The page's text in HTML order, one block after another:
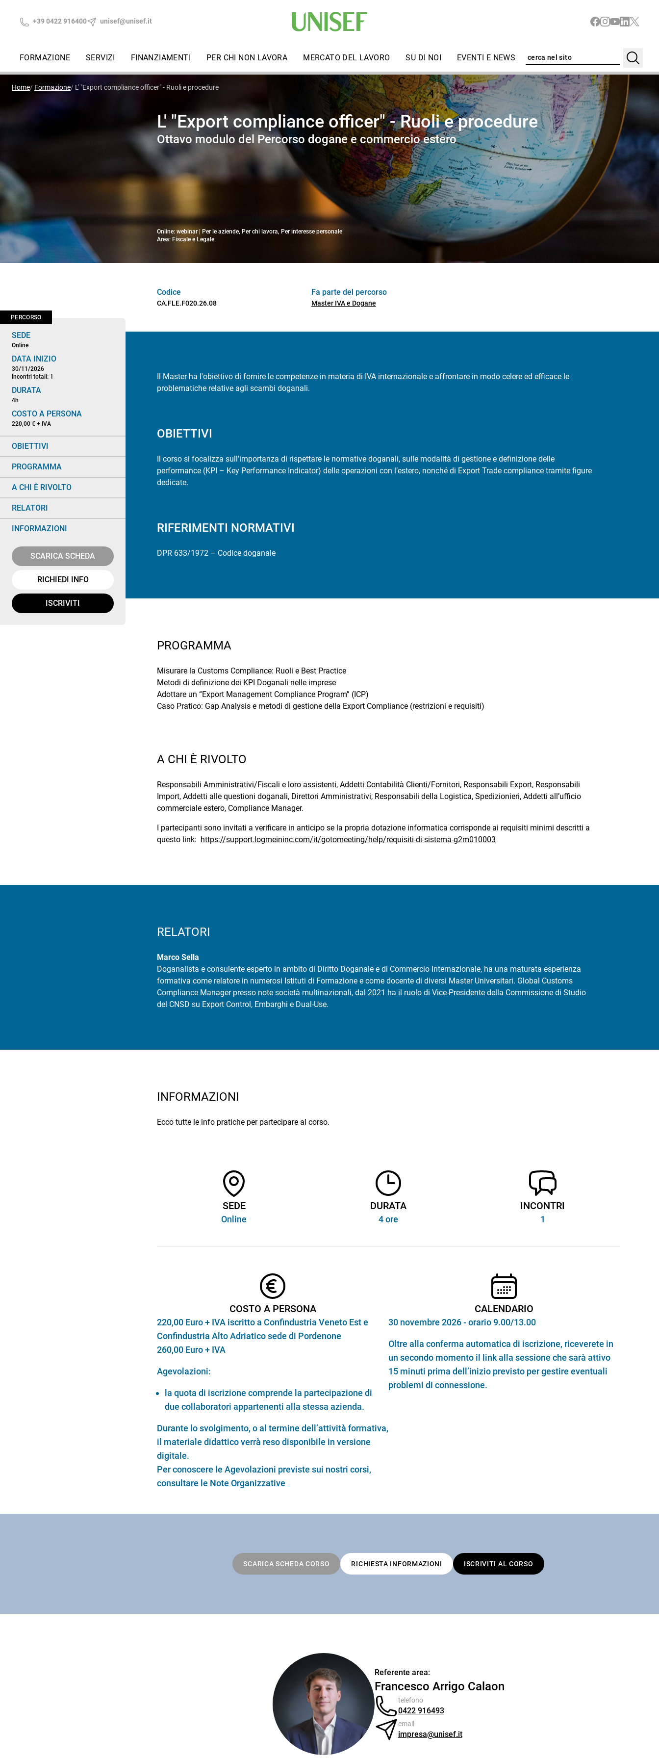
+39 0422 916400 unisef@unisef.it
FORMAZIONE SERVIZI FINANZIAMENTI PER CHI NON LAVORA MERCATO DEL LAVORO SU DI NOI EVENTI E NEWS
Home Formazione L' "Export compliance officer" - Ruoli e procedure
L' "Export compliance officer" - Ruoli e procedure
Ottavo modulo del Percorso dogane e commercio estero
Online: webinar | Per le aziende, Per chi lavora, Per interesse personale
Area: Fiscale e Legale
PERCORSO
SEDE
Online
DATA INIZIO
30/11/2026
Incontri totali: 1
DURATA
4h
COSTO A PERSONA
220,00 € + IVA
OBIETTIVI
PROGRAMMA
A CHI È RIVOLTO
RELATORI
INFORMAZIONI
SCARICA SCHEDA
RICHIEDI INFO
ISCRIVITI
Codice
CA.FLE.F020.26.08
Fa parte del percorso
Master IVA e Dogane
Il Master ha l'obiettivo di fornire le competenze in materia di IVA internazionale e affrontare in modo celere ed efficace le
problematiche relative agli scambi doganali.
OBIETTIVI
Il corso si focalizza sull’importanza di rispettare le normative doganali, sulle modalità di gestione e definizione delle
performance (KPI – Key Performance Indicator) delle operazioni con l’estero, nonché di Export Trade compliance tramite figure
dedicate.
RIFERIMENTI NORMATIVI
DPR 633/1972 – Codice doganale
PROGRAMMA
Misurare la Customs Compliance: Ruoli e Best Practice
Metodi di definizione dei KPI Doganali nelle imprese
Adottare un “Export Management Compliance Program” (ICP)
Caso Pratico: Gap Analysis e metodi di gestione della Export Compliance (restrizioni e requisiti)
A CHI È RIVOLTO
Responsabili Amministrativi/Fiscali e loro assistenti, Addetti Contabilità Clienti/Fornitori, Responsabili Export, Responsabili
Import, Addetti alle questioni doganali, Direttori Amministrativi, Responsabili della Logistica, Spedizionieri, Addetti all’ufficio
commerciale estero, Compliance Manager.
I partecipanti sono invitati a verificare in anticipo se la propria dotazione informatica corrisponde ai requisiti minimi descritti a
questo link: https://support.logmeininc.com/it/gotomeeting/help/requisiti-di-sistema-g2m010003
RELATORI
Marco Sella
Doganalista e consulente esperto in ambito di Diritto Doganale e di Commercio Internazionale, ha una maturata esperienza
formativa come relatore in numerosi Istituti di Formazione e come docente di diversi Master Universitari. Global Customs
Compliance Manager presso note società multinazionali, dal 2021 ha il ruolo di Vice-Presidente della Commissione di Studio
del CNSD su Export Control, Embarghi e Dual-Use.
INFORMAZIONI
Ecco tutte le info pratiche per partecipare al corso.
SEDE
Online
DURATA
4 ore
INCONTRI
1
COSTO A PERSONA
220,00 Euro + IVA iscritto a Confindustria Veneto Est e
Confindustria Alto Adriatico sede di Pordenone
260,00 Euro + IVA
Agevolazioni:
la quota di iscrizione comprende la partecipazione di
due collaboratori appartenenti alla stessa azienda.
Durante lo svolgimento, o al termine dell’attività formativa,
il materiale didattico verrà reso disponibile in versione
digitale.
Per conoscere le Agevolazioni previste sui nostri corsi,
consultare le Note Organizzative
CALENDARIO
30 novembre 2026 - orario 9.00/13.00
Oltre alla conferma automatica di iscrizione, riceverete in
un secondo momento il link alla sessione che sarà attivo
15 minuti prima dell’inizio previsto per gestire eventuali
problemi di connessione.
SCARICA SCHEDA CORSO RICHIESTA INFORMAZIONI ISCRIVITI AL CORSO
Referente area:
Francesco Arrigo Calaon
telefono
0422 916493
email
impresa@unisef.it